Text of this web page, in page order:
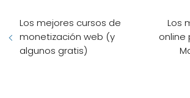
Los mejores cursos de
monetización web (y
algunos gratis)
Los
online